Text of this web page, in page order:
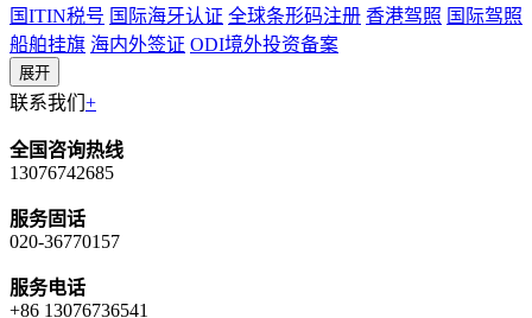
国ITIN税号 国际海牙认证 全球条形码注册 香港驾照 国际驾照
船舶挂旗 海内外签证 ODI境外投资备案
展开
联系我们 +
全国咨询热线
13076742685
服务固话
020-36770157
服务电话
+86 13076736541